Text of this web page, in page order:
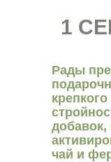
1
Рады
чай и